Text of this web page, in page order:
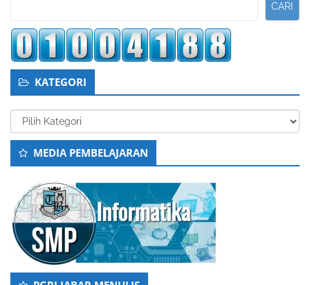
CARI
KATEGORI
Kategori
MEDIA PEMBELAJARAN